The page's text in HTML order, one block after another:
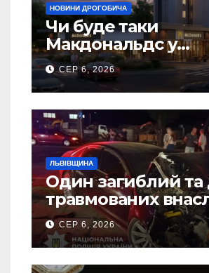
НОВИНИ ДРОГОБИЧА
Чи буде таки
Макдональдс у
Дрогобичі? (Фото)
СЕР 6, 2026
ЛЬВІВЩИНА
Один загиблий та
травмованих
ДТП на
СЕР 6, 2026